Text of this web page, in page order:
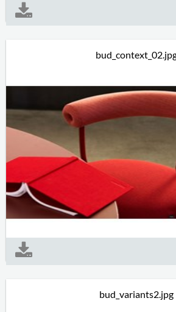
bud_variants2.jpg